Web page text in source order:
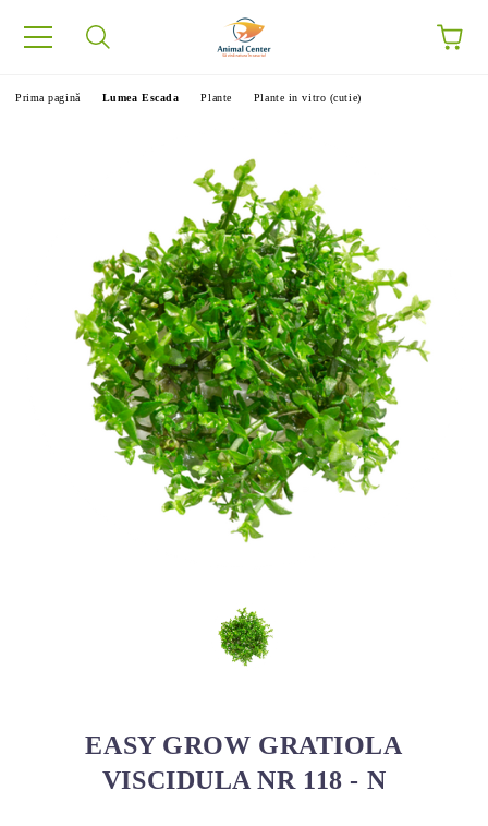
Prima pagină Lumea Escada Plante Plante in vitro (cutie)
EASY GROW GRATIOLA
VISCIDULA NR 118 - N